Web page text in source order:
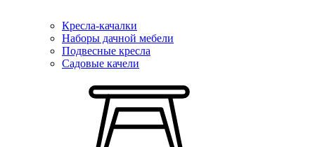
Кресла-качалки
Наборы дачной мебели
Подвесные кресла
Садовые качели